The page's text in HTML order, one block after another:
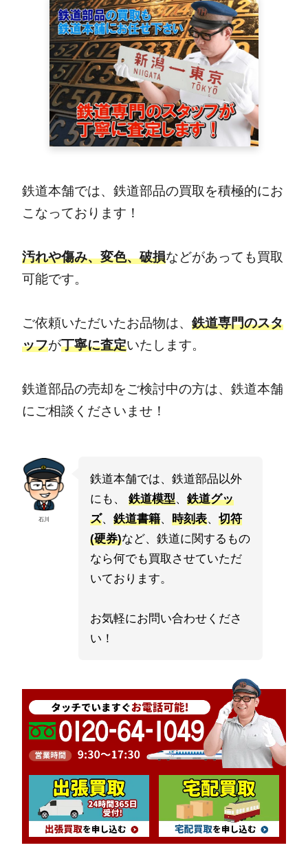
鉄道本舗では、鉄道部品の買取を積極的にお
こなっております！
汚れや傷み、変色、破損などがあっても買取
可能です。
ご依頼いただいたお品物は、 鉄道専門のスタ
ッフが丁寧に査定いたします。
鉄道部品の売却をご検討中の方は、鉄道本舗
にご相談くださいませ！
石川
鉄道本舗では、鉄道部品以外
にも、 鉄道模型、 鉄道グッ
ズ、 鉄道書籍、 時刻表、 切符
(硬券)など、鉄道に関するもの
なら何でも買取させていただ
いております。
お気軽にお問い合わせくださ
い！